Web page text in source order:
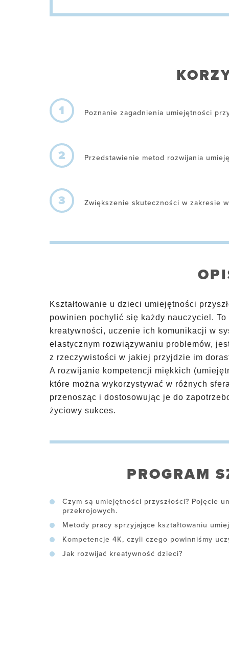
1 Poznanie zagadnienia umiejętności
2 Przedstawienie metod rozwijania
3 Zwiększenie skuteczności w zakresie
Kształtowanie u dzieci umiejętności
powinien pochylić się każdy nauczyciel.
kreatywności, uczenie ich komunikacji w
elastycznym rozwiązywaniu problemów,
z rzeczywistości w jakiej przyjdzie im
A rozwijanie kompetencji miękkich
które można wykorzystywać w różnych
przenosząc i dostosowując je do
życiowy sukces.
PROGRAM
Czym są umiejętności przyszłości? Pojęcie
przekrojowych.
Metody pracy sprzyjające kształtowaniu
Kompetencje 4K, czyli czego powinniśmy
Jak rozwijać kreatywność dzieci?